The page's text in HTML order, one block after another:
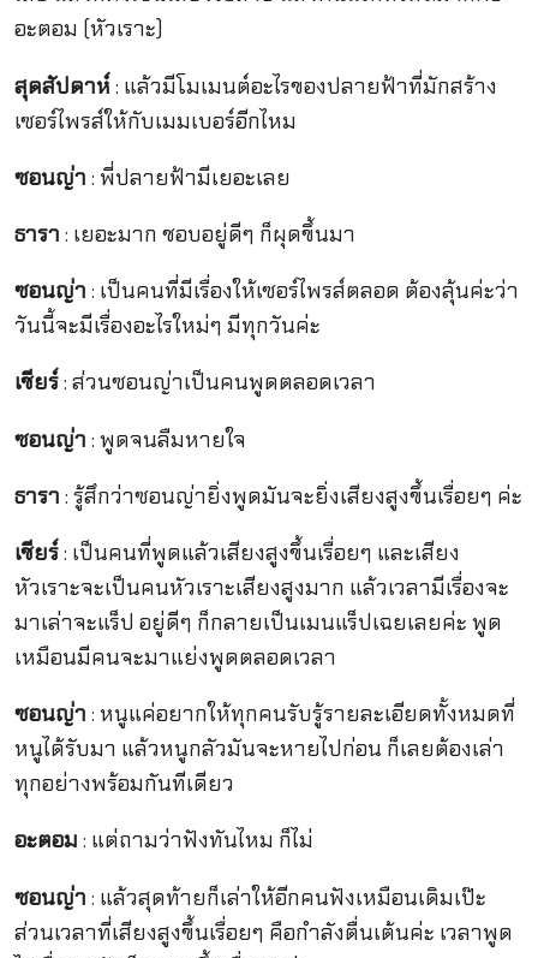
อะตอม (หัวเราะ)
สุดสัปดาห์ : แล้วมีโมเมนต์อะไรของปลายฟ้าที่มักสร้าง
เซอร์ไพรส์ให้กับเมมเบอร์อีกไหม
ซอนญ่า : พี่ปลายฟ้ามีเยอะเลย
ธารา : เยอะมาก ชอบอยู่ดีๆ ก็ผุดขึ้นมา
ซอนญ่า : เป็นคนที่มีเรื่องให้เซอร์ไพรส์ตลอด ต้องลุ้นค่ะว่า
วันนี้จะมีเรื่องอะไรใหม่ๆ มีทุกวันค่ะ
เชียร์: ส่วนซอนญ่าเป็นคนพูดตลอดเวลา
ซอนญ่า : พูดจนลืมหายใจ
ธารา : รู้สึกว่าซอนญ่ายิ่งพูดมันจะยิ่งเสียงสูงขึ้นเรื่อยๆ ค่ะ
เชียร์: เป็นคนที่พูดแล้วเสียงสูงขึ้นเรื่อยๆ และเสียง
หัวเราะจะเป็นคนหัวเราะเสียงสูงมาก แล้วเวลามีเรื่องจะ
มาเล่าจะแร็ป อยู่ดีๆ ก็กลายเป็นเมนแร็ปเฉยเลยค่ะ พูด
เหมือนมีคนจะมาแย่งพูดตลอดเวลา
ซอนญ่า : หนูแค่อยากให้ทุกคนรับรู้รายละเอียดทั้งหมดที่
หนูได้รับมา แล้วหนูกลัวมันจะหายไปก่อน ก็เลยต้องเล่า
ทุกอย่างพร้อมกันทีเดียว
อะตอม : แต่ถามว่าฟังทันไหม ก็ไม่
ซอนญ่า : แล้วสุดท้ายก็เล่าให้อีกคนฟังเหมือนเดิมเป๊ะ
ส่วนเวลาที่เสียงสูงขึ้นเรื่อยๆ คือกำลังตื่นเต้นค่ะ เวลาพูด